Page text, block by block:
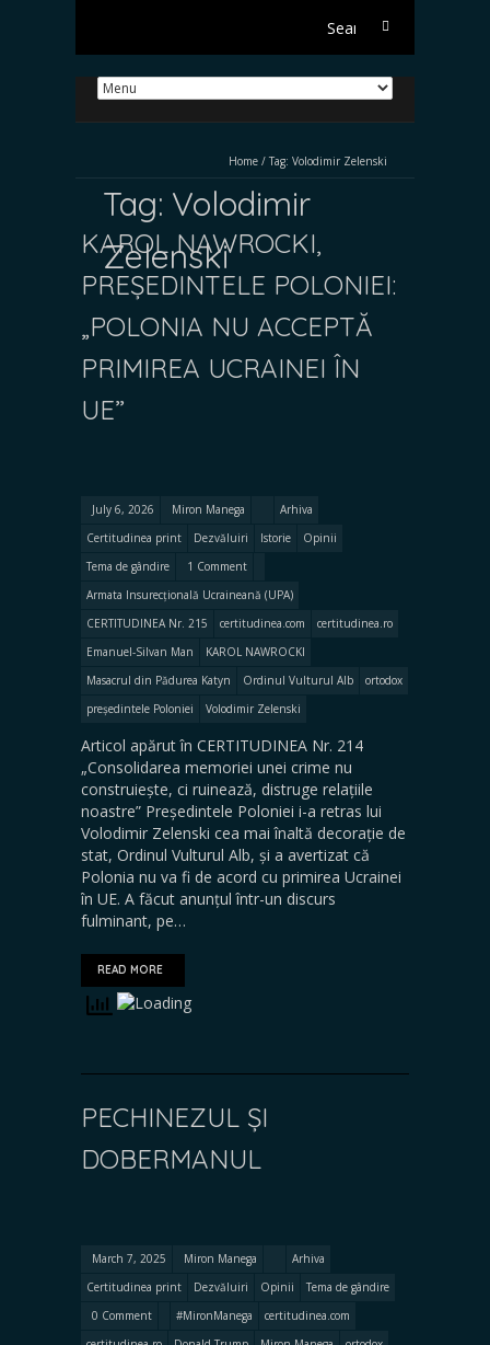
Search
Home / Tag: Volodimir Zelenski
Tag: Volodimir
Zelenski
KAROL NAWROCKI,
PREȘEDINTELE POLONIEI:
„POLONIA NU ACCEPTĂ
PRIMIREA UCRAINEI ÎN
UE”
July 6, 2026 Miron Manega
Arhiva
Certitudinea print
Dezvăluiri Istorie
Opinii
Tema de gândire
1 Comment
Armata Insurecțională Ucraineană (UPA)
CERTITUDINEA Nr. 215
certitudinea.com
certitudinea.ro
Emanuel-Silvan Man
KAROL NAWROCKI
Masacrul din Pădurea Katyn
Ordinul Vulturul Alb
ortodox
președintele Poloniei
Volodimir Zelenski
Articol apărut în CERTITUDINEA Nr. 214
„Consolidarea memoriei unei crime nu
construiește, ci ruinează, distruge relațiile
noastre” Președintele Poloniei i-a retras lui
Volodimir Zelenski cea mai înaltă decorație de
stat, Ordinul Vulturul Alb, și a avertizat că
Polonia nu va fi de acord cu primirea Ucrainei
în UE. A făcut anunțul într-un discurs
fulminant, pe…
READ MORE
PECHINEZUL ȘI
DOBERMANUL
March 7, 2025 Miron Manega
Arhiva
Certitudinea print
Dezvăluiri Opinii
Tema de gândire
0 Comment
#MironManega
certitudinea.com